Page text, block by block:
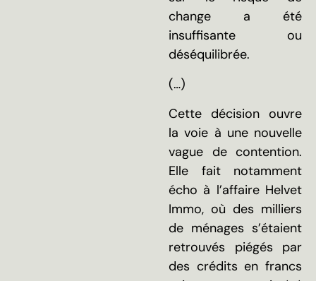
change a été
insuffisante ou
déséquilibrée.
(…)
Cette décision ouvre
la voie à une nouvelle
vague de contention.
Elle fait notamment
écho à l’affaire Helvet
Immo, où des milliers
de ménages s’étaient
retrouvés piégés par
des crédits en francs